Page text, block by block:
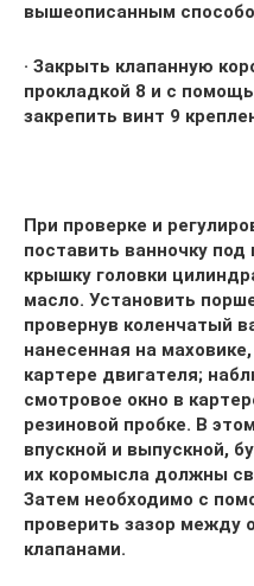
вышеописанным
· Закрыть клапанную
прокладкой 8 и с
закрепить винт 9
При проверке и
поставить ванночку под
крышку головки
масло. Установить
провернув коленчатый
нанесенная на
картере двигателя;
смотровое окно в
резиновой пробке. В
впускной и выпускной,
их коромысла должны
Затем необходимо с
проверить зазор между
клапанами.